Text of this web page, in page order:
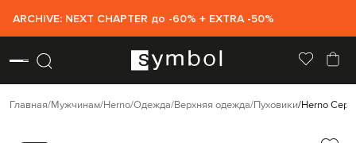
ARCHIVE: NEXT CHAPTER до -60% + EXTRA -50%
Главная Мужчинам Herno Одежда Верхняя одежда Пуховики Herno